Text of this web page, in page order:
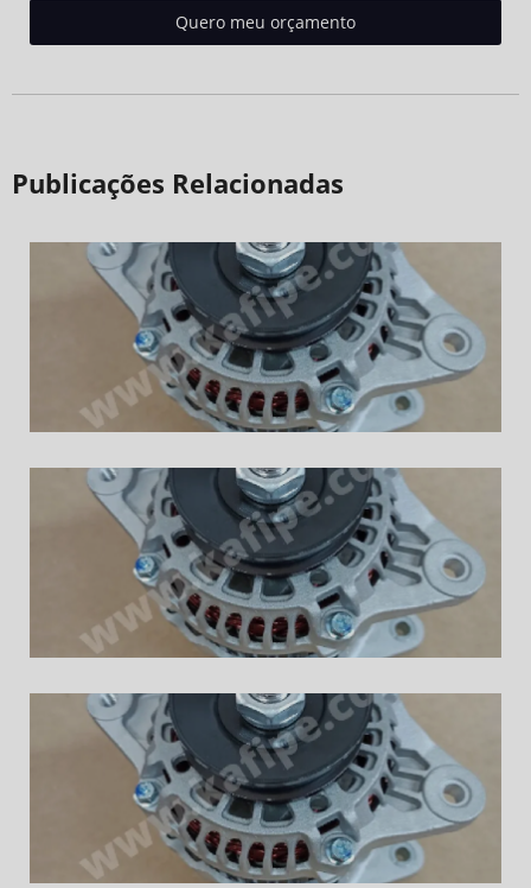
Quero meu orçamento
Publicações Relacionadas